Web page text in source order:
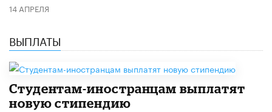
14 АПРЕЛЯ
ВЫПЛАТЫ
Студентам-иностранцам выплатят
новую стипендию